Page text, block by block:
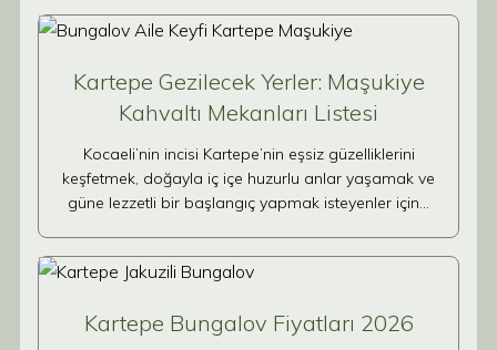
Kartepe Gezilecek Yerler: Maşukiye
Kahvaltı Mekanları Listesi
Kocaeli’nin incisi Kartepe’nin eşsiz güzelliklerini
keşfetmek, doğayla iç içe huzurlu anlar yaşamak ve
güne lezzetli bir başlangıç yapmak isteyenler için…
Kartepe Bungalov Fiyatları 2026